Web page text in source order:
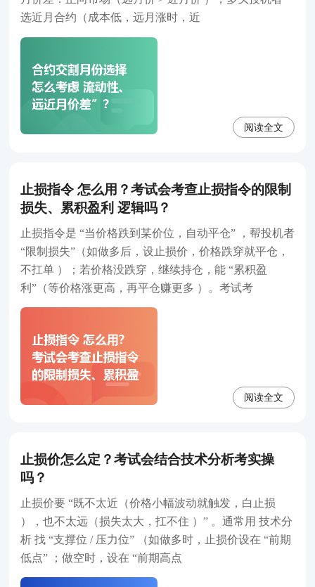
选近月合约（成本低，远月涨时，近
阅读全文
止损指令 怎么用？考试会考查止损指令的限制
损失、累积盈利 逻辑吗？
止损指令是 “当价格跌到某价位，自动平仓” ，帮投机者
“限制损失”（如做多后，设止损价，价格跌穿就平仓，
不扛单 ）；若价格没跌穿，继续持仓，能 “累积盈
利”（等价格涨更高，再平仓赚更多 ）。考试考
阅读全文
止损价怎么定？考试会结合技术分析考实操
吗？
止损价要 “既不太近（价格小幅波动就触发，白止损
），也不太远（损失太大，扛不住 ）” 。通常用 技术分
析 找 “支撑位 / 压力位” （如做多时，止损价设在 “前期
低点” ；做空时，设在 “前期高点